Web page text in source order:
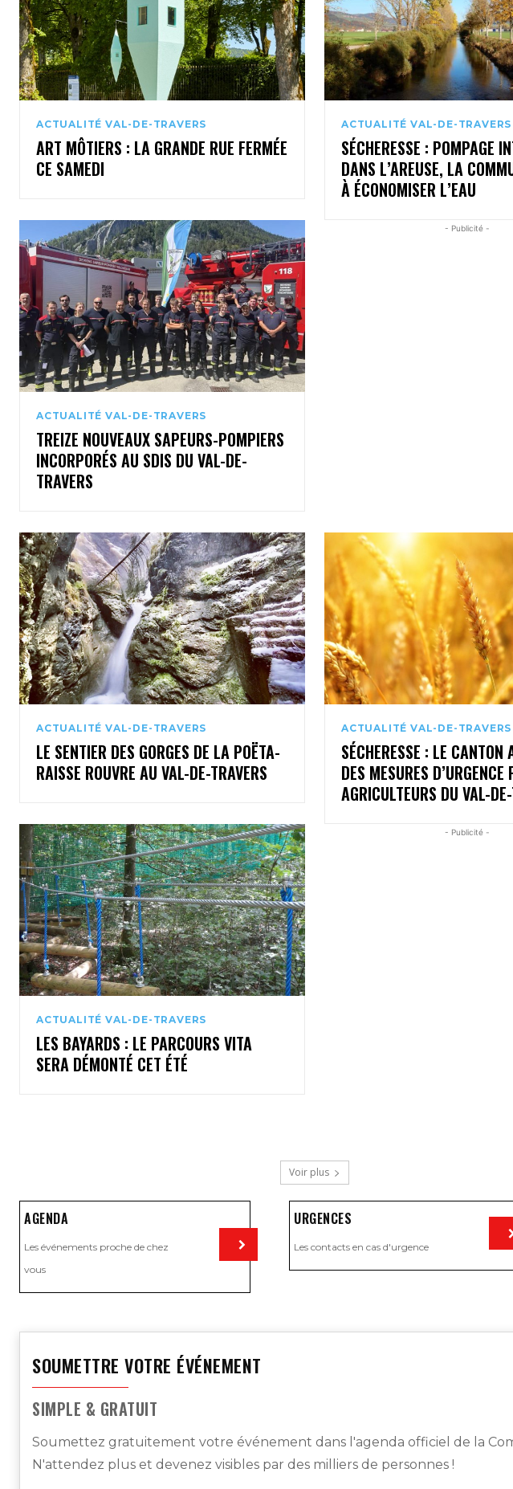
ACTUALITÉ VAL-DE-TRAVERS
ART MÔTIERS : LA GRANDE RUE FERMÉE
CE SAMEDI
ACTUALITÉ VAL-DE-TRAVERS
SÉCHERESSE : POMPAGE
DANS L’AREUSE, LA
À ÉCONOMISER L’EAU
ACTUALITÉ VAL-DE-TRAVERS
TREIZE NOUVEAUX SAPEURS-POMPIERS
INCORPORÉS AU SDIS DU VAL-DE-
TRAVERS
- Publicité -
ACTUALITÉ VAL-DE-TRAVERS
LE SENTIER DES GORGES DE LA POËTA-
RAISSE ROUVRE AU VAL-DE-TRAVERS
ACTUALITÉ VAL-DE-TRAVERS
SÉCHERESSE : LE CANTON
DES MESURES D’URGENCE
AGRICULTEURS DU VAL-
ACTUALITÉ VAL-DE-TRAVERS
LES BAYARDS : LE PARCOURS VITA
SERA DÉMONTÉ CET ÉTÉ
- Publicité -
Voir plus
AGENDA
Les événements proche de chez
vous
URGENCES
Les contacts en cas d'urgence
SOUMETTRE VOTRE ÉVÉNEMENT
SIMPLE & GRATUIT
Soumettez gratuitement votre événement dans l'agenda officiel de la
N'attendez plus et devenez visibles par des milliers de personnes !